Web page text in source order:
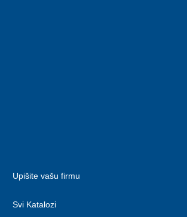
Upišite vašu firmu
Svi Katalozi